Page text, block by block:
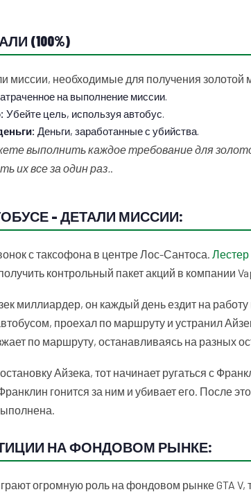
(100%)
миссии, необходимые для получения золотой
на выполнение миссии.
Убейте цель, используя автобус.
Деньги, заработанные с убийства.
выполнить каждое требование для
их все за один раз..
– ДЕТАЛИ МИССИИ:
с таксофона в центре Лос-Сантоса. Лестер
контрольный пакет акций в компании
миллиардер, он каждый день ездит на
проехал по маршруту и устранил
по маршруту, останавливаясь на разных
Айзека, тот начинает ругаться с
гонится за ним и убивает его. После
НА ФОНДОВОМ РЫНКЕ:
огромную роль на фондовом рынке GTA V,